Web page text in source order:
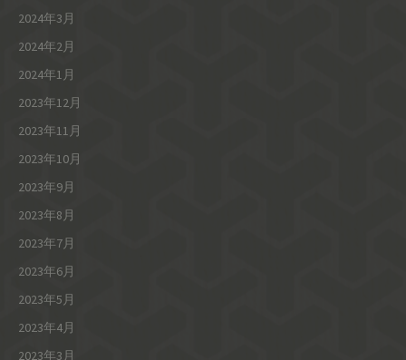
2024年3月
2024年2月
2024年1月
2023年12月
2023年11月
2023年10月
2023年9月
2023年8月
2023年7月
2023年6月
2023年5月
2023年4月
2023年3月